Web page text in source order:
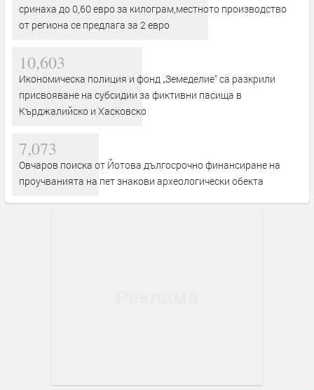
сринаха до 0,60 евро за килограм,местното производство
от региона се предлага за 2 евро
10,603
Икономическа полиция и фонд „Земеделие“ са разкрили
присвояване на субсидии за фиктивни пасища в
Кърджалийско и Хасковско
7,073
Овчаров поиска от Йотова дългосрочно финансиране на
проучванията на пет знакови археологически обекта